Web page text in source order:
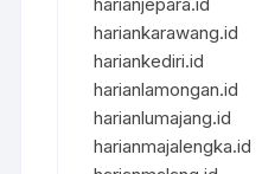
hariankarawang.id
hariankediri.id
harianlamongan.id
harianlumajang.id
harianmajalengka.id